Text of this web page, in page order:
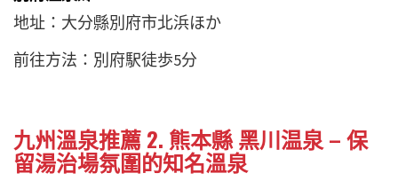
地址：大分縣別府市北浜ほか
前往方法：別府駅徒歩5分
九州溫泉推薦 2. 熊本縣 黑川温泉 – 保
留湯治場氛圍的知名溫泉